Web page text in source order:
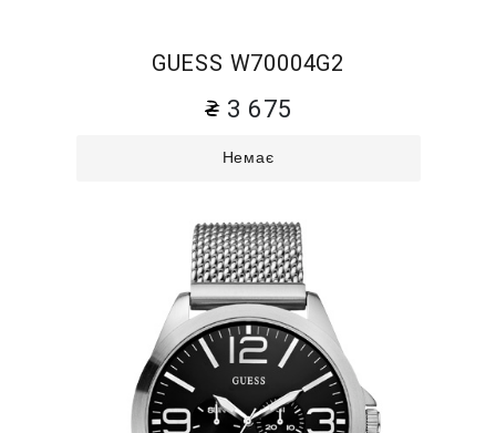
GUESS W70004G2
3 675
Немає